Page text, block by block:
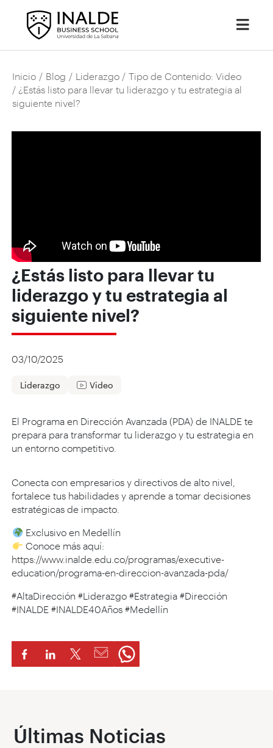
Inicio / Blog / Liderazgo / Tipo de Contenido: Video
/ ¿Estás listo para llevar tu liderazgo y tu estrategia al
siguiente nivel?
¿Estás listo para llevar tu
liderazgo y tu estrategia al
siguiente nivel?
03/10/2025
Liderazgo Video
El Programa en Dirección Avanzada (PDA) de INALDE te
prepara para transformar tu liderazgo y tu estrategia en
un entorno competitivo.
Conecta con empresarios y directivos de alto nivel,
fortalece tus habilidades y aprende a tomar decisiones
estratégicas de impacto.
Exclusivo en Medellín
Conoce más aquí:
https://www.inalde.edu.co/programas/executive-
education/programa-en-direccion-avanzada-pda/
#AltaDirección #Liderazgo #Estrategia #Dirección
#INALDE #INALDE40Años #Medellín
Últimas Noticias